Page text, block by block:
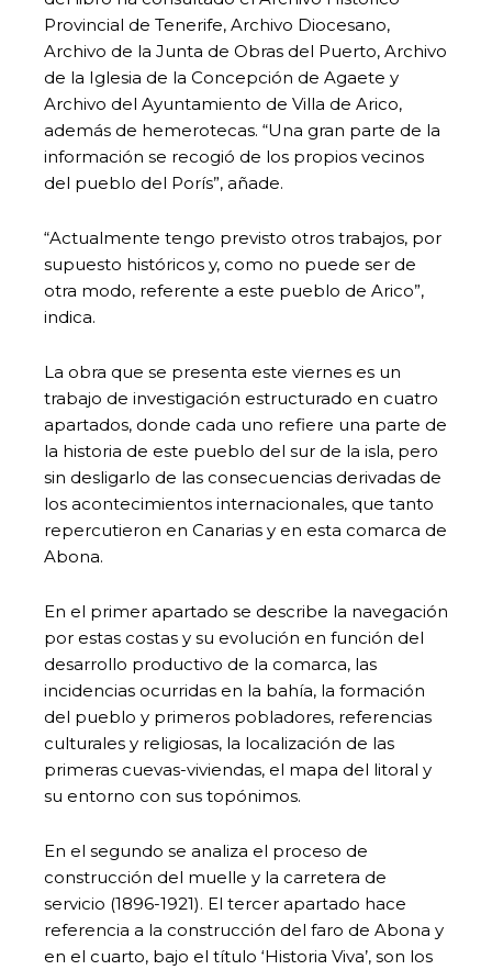
Provincial de Tenerife, Archivo Diocesano,
Archivo de la Junta de Obras del Puerto, Archivo
de la Iglesia de la Concepción de Agaete y
Archivo del Ayuntamiento de Villa de Arico,
además de hemerotecas. “Una gran parte de la
información se recogió de los propios vecinos
del pueblo del Porís”, añade.
“Actualmente tengo previsto otros trabajos, por
supuesto históricos y, como no puede ser de
otra modo, referente a este pueblo de Arico”,
indica.
La obra que se presenta este viernes es un
trabajo de investigación estructurado en cuatro
apartados, donde cada uno refiere una parte de
la historia de este pueblo del sur de la isla, pero
sin desligarlo de las consecuencias derivadas de
los acontecimientos internacionales, que tanto
repercutieron en Canarias y en esta comarca de
Abona.
En el primer apartado se describe la navegación
por estas costas y su evolución en función del
desarrollo productivo de la comarca, las
incidencias ocurridas en la bahía, la formación
del pueblo y primeros pobladores, referencias
culturales y religiosas, la localización de las
primeras cuevas-viviendas, el mapa del litoral y
su entorno con sus topónimos.
En el segundo se analiza el proceso de
construcción del muelle y la carretera de
servicio (1896-1921). El tercer apartado hace
referencia a la construcción del faro de Abona y
en el cuarto, bajo el título ‘Historia Viva’, son los